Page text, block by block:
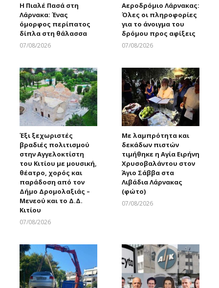
Η Πιαλέ Πασά στη
Λάρνακα: Ένας
όμορφος περίπατος
δίπλα στη θάλασσα
07/08/2026
Αεροδρόμιο Λάρνακας:
Όλες οι πληροφορίες
για το άνοιγμα του
δρόμου προς αφίξεις
07/08/2026
Έξι ξεχωριστές
βραδιές πολιτισμού
στην Αγγελοκτίστη
του Κιτίου με μουσική,
θέατρο, χορός και
παράδοση από τον
Δήμο Δρομολαξιάς –
Μενεού και το Δ.Δ.
Κιτίου
07/08/2026
Με λαμπρότητα και
δεκάδων πιστών
τιμήθηκε η Αγία Ειρήνη
Χρυσοβαλάντου στον
Άγιο Σάββα στα
Λιβάδια Λάρνακας
(φώτο)
07/08/2026